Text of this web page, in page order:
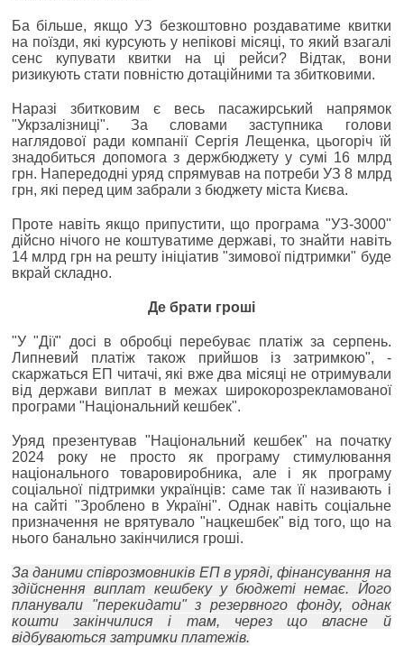
Ба більше, якщо УЗ безкоштовно роздаватиме квитки
на поїзди, які курсують у непікові місяці, то який взагалі
сенс купувати квитки на ці рейси? Відтак, вони
ризикують стати повністю дотаційними та збитковими.
Наразі збитковим є весь пасажирський напрямок
"Укрзалізниці". За словами заступника голови
наглядової ради компанії Сергія Лещенка, цьогоріч їй
знадобиться допомога з держбюджету у сумі 16 млрд
грн. Напередодні уряд спрямував на потреби УЗ 8 млрд
грн, які перед цим забрали з бюджету міста Києва.
Проте навіть якщо припустити, що програма "УЗ-3000"
дійсно нічого не коштуватиме державі, то знайти навіть
14 млрд грн на решту ініціатив "зимової підтримки" буде
вкрай складно.
Де брати гроші
"У "Дії" досі в обробці перебуває платіж за серпень.
Липневий платіж також прийшов із затримкою", -
скаржаться ЕП читачі, які вже два місяці не отримували
від держави виплат в межах широкорозрекламованої
програми "Національний кешбек".
Уряд презентував "Національний кешбек" на початку
2024 року не просто як програму стимулювання
національного товаровиробника, але і як програму
соціальної підтримки українців: саме так її називають і
на сайті "Зроблено в Україні". Однак навіть соціальне
призначення не врятувало "нацкешбек" від того, що на
нього банально закінчилися гроші.
За даними співрозмовників ЕП в уряді, фінансування на
здійснення виплат кешбеку у бюджеті немає. Його
планували "перекидати" з резервного фонду, однак
кошти закінчилися і там, через що власне й
відбуваються затримки платежів.